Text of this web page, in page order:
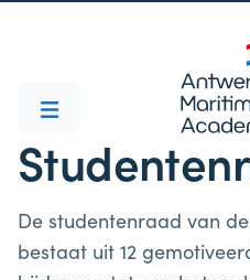
De studentenraad van
bestaat uit 12